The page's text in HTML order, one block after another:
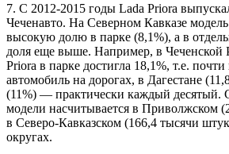
7. С 2012-2015 годы Lada Priora
Чеченавто. На Северном Кавказе
высокую долю в парке (8,1%), а в
доля еще выше. Например, в Чеченской
Priora в парке достигла 18,1%, т.е.
автомобиль на дорогах, в Дагестане
(11%) — практически каждый десятый.
модели насчитывается в Приволжском
в Северо-Кавказском (166,4 тысячи
округах.